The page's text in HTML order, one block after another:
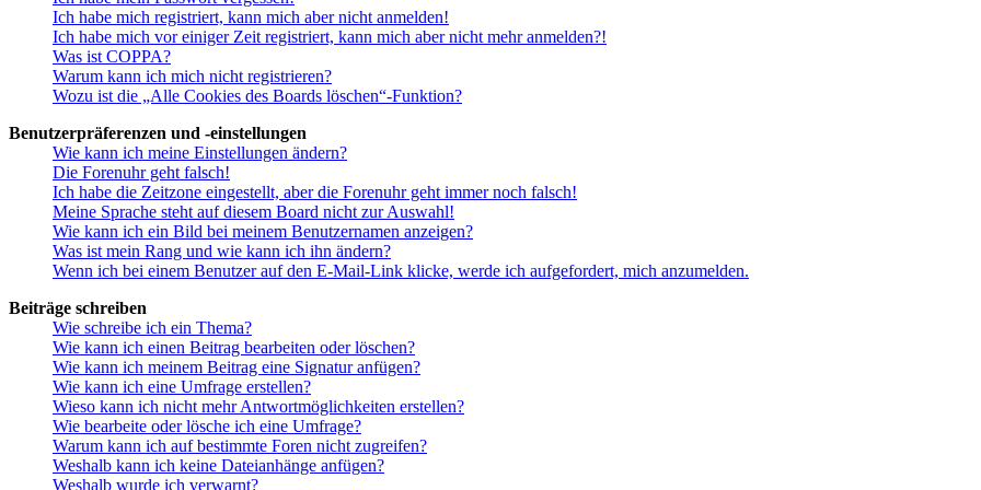
Ich habe mich registriert, kann mich aber nicht anmelden!
Ich habe mich vor einiger Zeit registriert, kann mich aber nicht mehr anmelden?!
Was ist COPPA?
Warum kann ich mich nicht registrieren?
Wozu ist die „Alle Cookies des Boards löschen“-Funktion?
Benutzerpräferenzen und -einstellungen
Wie kann ich meine Einstellungen ändern?
Die Forenuhr geht falsch!
Ich habe die Zeitzone eingestellt, aber die Forenuhr geht immer noch falsch!
Meine Sprache steht auf diesem Board nicht zur Auswahl!
Wie kann ich ein Bild bei meinem Benutzernamen anzeigen?
Was ist mein Rang und wie kann ich ihn ändern?
Wenn ich bei einem Benutzer auf den E-Mail-Link klicke, werde ich aufgefordert, mich anzumelden.
Beiträge schreiben
Wie schreibe ich ein Thema?
Wie kann ich einen Beitrag bearbeiten oder löschen?
Wie kann ich meinem Beitrag eine Signatur anfügen?
Wie kann ich eine Umfrage erstellen?
Wieso kann ich nicht mehr Antwortmöglichkeiten erstellen?
Wie bearbeite oder lösche ich eine Umfrage?
Warum kann ich auf bestimmte Foren nicht zugreifen?
Weshalb kann ich keine Dateianhänge anfügen?
Weshalb wurde ich verwarnt?